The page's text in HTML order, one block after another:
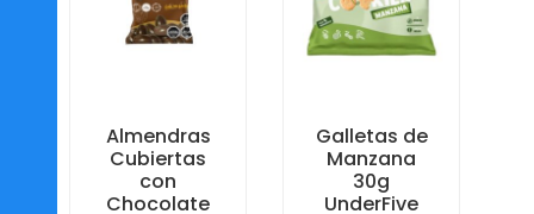
Almendras
Cubiertas
con
Chocolate
Galletas de
Manzana
30g
UnderFive